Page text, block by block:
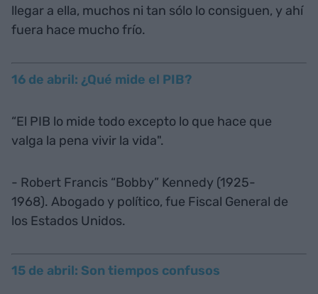
llegar a ella, muchos ni tan sólo lo consiguen, y ahí
fuera hace mucho frío.
16 de abril: ¿Qué mide el PIB?
“El PIB lo mide todo excepto lo que hace que
valga la pena vivir la vida".
- Robert Francis “Bobby” Kennedy (1925-
1968). Abogado y político, fue Fiscal General de
los Estados Unidos.
15 de abril: Son tiempos confusos